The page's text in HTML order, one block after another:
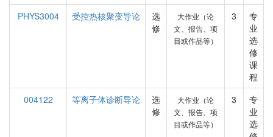
PHYS3004
受控热核聚变导论
选
修
大作业（论
文、报告、项
目或作品等）
3
专
业
选
修
课
程
004122
等离子体诊断导论
选
修
大作业（论
文、报告、项
目或作品等）
3
专
业
选